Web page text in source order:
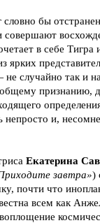
бы
совершают
в себе Тигра
случайно так и
признанию,
непросто и,
Екатерина
завтра»)
почти что
всем как